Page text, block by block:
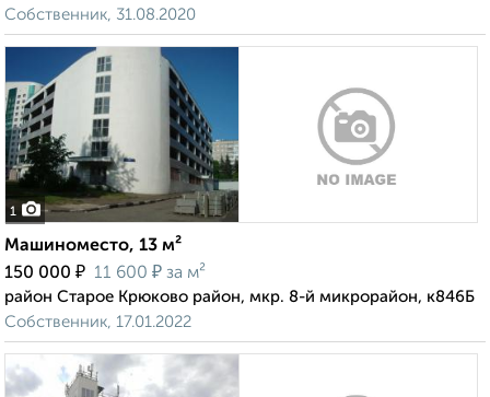
Собственник, 31.08.2020
1
Машиноместо, 13 м²
150 000 ₽ 11 600 ₽ за м²
район Старое Крюково район, мкр. 8-й микрорайон, к846Б
Собственник, 17.01.2022